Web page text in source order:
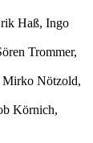
Haß, Ingo
Trommer,
Mirko Nötzold,
Körnich,